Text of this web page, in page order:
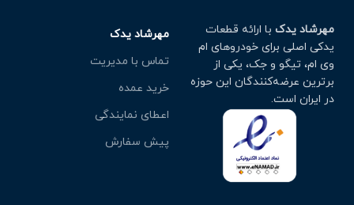
مهرشاد یدک با ارائه قطعات
یدکی اصلی برای خودروهای ام
وی ام، تیگو و جک، یکی از
برترین عرضه‌کنندگان این حوزه
در ایران است.
مهرشاد یدک
تماس با مدیریت
خرید عمده
اعطای نمایندگی
پیش سفارش